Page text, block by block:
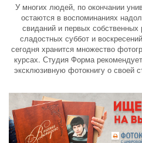
У многих людей, по окончании
остаются в воспоминаниях
свиданий и первых
сладостных суббот и
сегодня хранится множество
курсах. Студия Форма
эксклюзивную фотокнигу о своей